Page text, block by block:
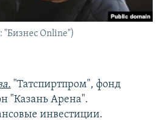
Online")
"Татспиртпром", фонд
"Казань Арена".
инвестиции.